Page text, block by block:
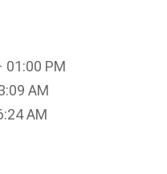
01:00 PM
AM
AM